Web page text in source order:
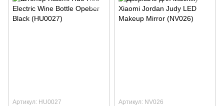
Артикул: HU0027 Артикул: NV026